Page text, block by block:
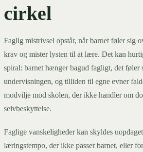
cirkel
Faglig mistrivsel opstår, når barnet føler sig
krav og mister lysten til at lære. Det kan
spiral: barnet hænger bagud fagligt, det
undervisningen, og tilliden til egne evner
modvilje mod skolen, der ikke handler om
selvbeskyttelse.
Faglige vanskeligheder kan skyldes
læringstempo, der ikke passer barnet, eller